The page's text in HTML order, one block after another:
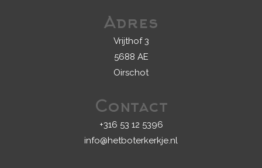
Adres
Vrijthof 3
5688 AE
Oirschot
Contact
+316 53 12 5396
info@hetboterkerkje.nl